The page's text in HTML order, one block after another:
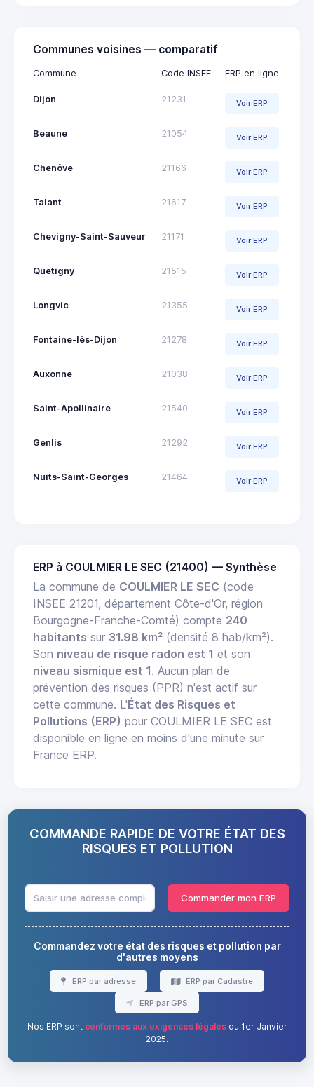
Communes voisines — comparatif
Commune Code INSEE ERP en ligne
Dijon 21231 Voir ERP
Beaune 21054 Voir ERP
Chenôve 21166 Voir ERP
Talant 21617 Voir ERP
Chevigny-Saint-Sauveur 21171 Voir ERP
Quetigny 21515 Voir ERP
Longvic 21355 Voir ERP
Fontaine-lès-Dijon 21278 Voir ERP
Auxonne 21038 Voir ERP
Saint-Apollinaire 21540 Voir ERP
Genlis 21292 Voir ERP
Nuits-Saint-Georges 21464 Voir ERP
ERP à COULMIER LE SEC (21400) — Synthèse
La commune de COULMIER LE SEC (code
INSEE 21201, département Côte-d'Or, région
Bourgogne-Franche-Comté) compte 240
habitants sur 31.98 km² (densité 8 hab/km²).
Son niveau de risque radon est 1 et son
niveau sismique est 1. Aucun plan de
prévention des risques (PPR) n'est actif sur
cette commune. L'État des Risques et
Pollutions (ERP) pour COULMIER LE SEC est
disponible en ligne en moins d'une minute sur
France ERP.
COMMANDE RAPIDE DE VOTRE ÉTAT DES
RISQUES ET POLLUTION
Commander mon ERP
Commandez votre état des risques et pollution par
d'autres moyens
ERP par adresse ERP par Cadastre
ERP par GPS
Nos ERP sont conformes aux exigences légalesdu 1er Janvier
2025.